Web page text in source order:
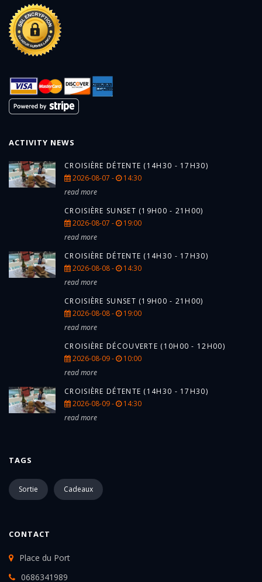
ACTIVITY NEWS
CROISIÈRE DÉTENTE (14H30 - 17H30)
2026-08-07 -
14:30
read more
CROISIÈRE SUNSET (19H00 - 21H00)
2026-08-07 -
19:00
read more
CROISIÈRE DÉTENTE (14H30 - 17H30)
2026-08-08 -
14:30
read more
CROISIÈRE SUNSET (19H00 - 21H00)
2026-08-08 -
19:00
read more
CROISIÈRE DÉCOUVERTE (10H00 - 12H00)
2026-08-09 -
10:00
read more
CROISIÈRE DÉTENTE (14H30 - 17H30)
2026-08-09 -
14:30
read more
TAGS
Sortie Cadeaux
CONTACT
Place du Port
0686341989